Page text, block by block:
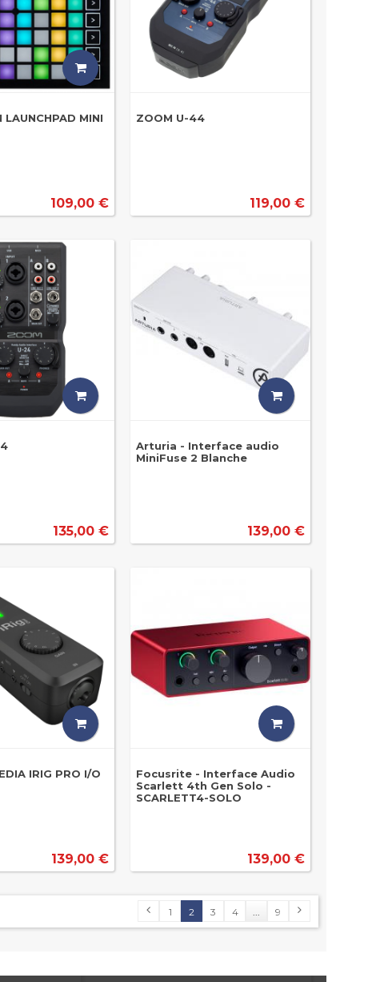
LAUNCHPAD MINI
109,00 €
ZOOM U-44
119,00 €
135,00 €
Arturia - Interface audio
MiniFuse 2 Blanche
139,00 €
IRIG PRO I/O
139,00 €
Focusrite - Interface Audio
Scarlett 4th Gen Solo -
SCARLETT4-SOLO
139,00 €
1 2 3 4 ... 9